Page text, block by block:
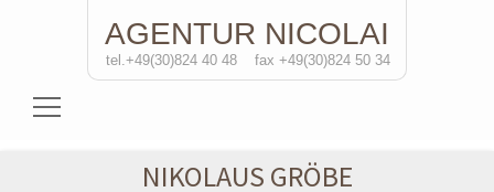
AGENTUR NICOLAI
tel.+49(30)824 40 48 fax +49(30)824 50 34
Schauspielerinnen
NIKOLAUS GRÖBE